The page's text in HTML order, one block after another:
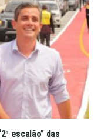
escalão” das